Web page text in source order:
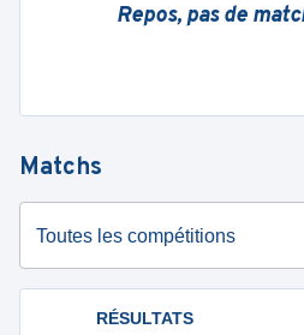
Repos, pas de
Matchs
Toutes les compétitions
RÉSULTATS